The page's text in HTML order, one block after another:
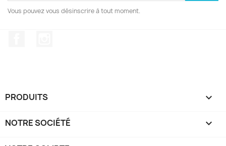
Vous pouvez vous désinscrire à tout moment.
PRODUITS 
NOTRE SOCIÉTÉ 